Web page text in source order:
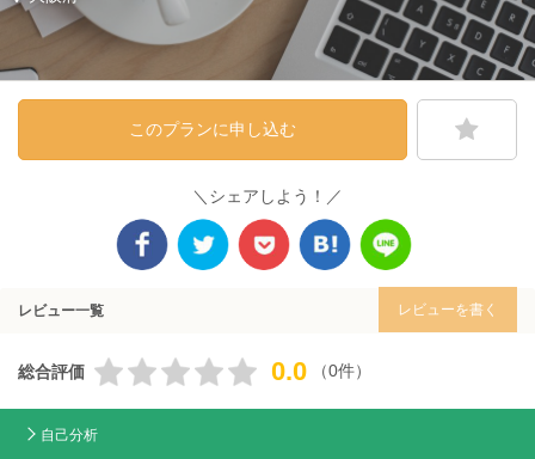
このプランに申し込む
＼シェアしよう！／
レビュー一覧 レビューを書く
総合評価 0.0 （0件）
自己分析